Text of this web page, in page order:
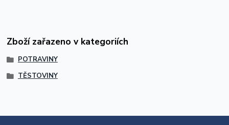
Zboží zařazeno v kategoriích
POTRAVINY
TĚSTOVINY